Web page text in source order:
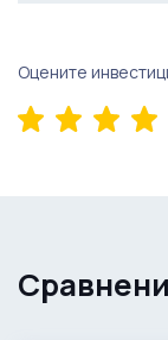
Оцените